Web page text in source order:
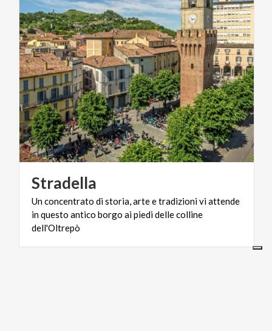
Stradella
Un concentrato di storia, arte e tradizioni vi attende
in questo antico borgo ai piedi delle colline
dell'Oltrepò